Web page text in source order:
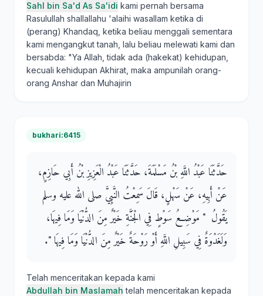
Sahl bin Sa'd As Sa'idi kami pernah bersama
Rasulullah shallallahu 'alaihi wasallam ketika di
(perang) Khandaq, ketika beliau menggali sementara
kami mengangkut tanah, lalu beliau melewati kami dan
bersabda: "Ya Allah, tidak ada (hakekat) kehidupan,
kecuali kehidupan Akhirat, maka ampunilah orang-
orang Anshar dan Muhajirin
bukhari:6415
حَدَّثَنَا عَبْدُ اللَّهِ بْنُ مَسْلَمَةَ، حَدَّثَنَا عَبْدُ الْعَزِيزِ بْنُ أَبِي حَازِمٍ،
عَنْ أَبِيهِ، عَنْ سَهْلٍ، قَالَ سَمِعْتُ النَّبِيَّ صلى الله عليه وسلم
يَقُولُ ‏ "‏ مَوْضِعُ سَوْطٍ فِي الْجَنَّةِ خَيْرٌ مِنَ الدُّنْيَا وَمَا فِيهَا،
وَلَغَدْوَةٌ فِي سَبِيلِ اللَّهِ أَوْ رَوْحَةٌ خَيْرٌ مِنَ الدُّنْيَا وَمَا فِيهَا ‏"‏‏.‏
Telah menceritakan kepada kami
Abdullah bin Maslamah telah menceritakan kepada